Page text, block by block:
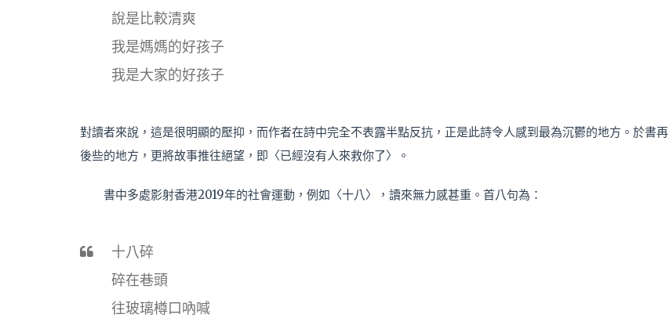
說是比較清爽
我是媽媽的好孩子
我是大家的好孩子
對讀者來說，這是很明顯的壓抑，而作者在詩中完全不表露半點反抗，正是此詩令人感到最為沉鬱的地方。於書再
後些的地方，更將故事推往絕望，即〈已經沒有人來救你了〉。
書中多處影射香港2019年的社會運動，例如〈十八〉，讀來無力感甚重。首八句為：
十八碎
碎在巷頭
往玻璃樽口吶喊